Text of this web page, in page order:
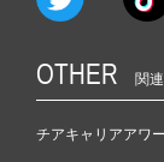
OTHER 関
チアキャリアアワ